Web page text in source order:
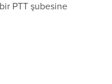
PTT şubesine